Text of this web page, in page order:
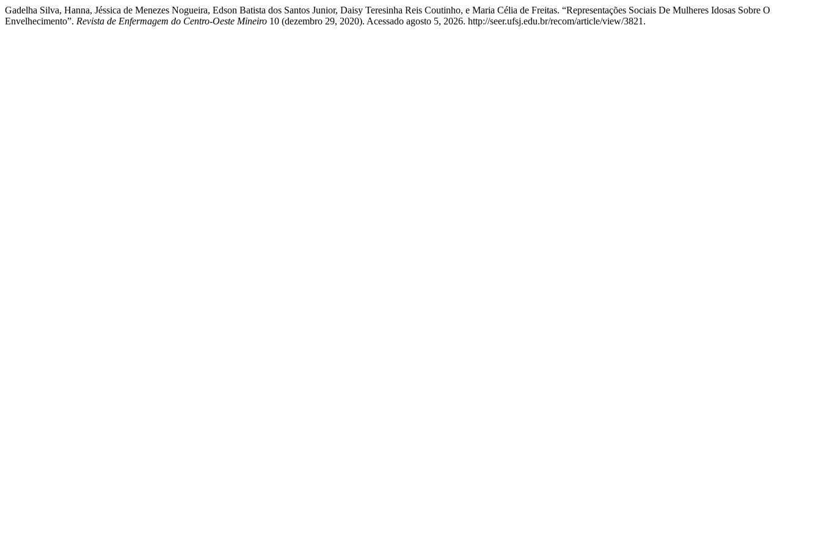
Gadelha Silva, Hanna, Jéssica de Menezes Nogueira, Edson Batista dos Santos Junior, Daisy Teresinha Reis Coutinho, e Maria Célia de Freitas. “Representações Sociais De Mulheres Idosas Sobre O
Envelhecimento”. Revista de Enfermagem do Centro-Oeste Mineiro 10 (dezembro 29, 2020). Acessado agosto 5, 2026. http://seer.ufsj.edu.br/recom/article/view/3821.